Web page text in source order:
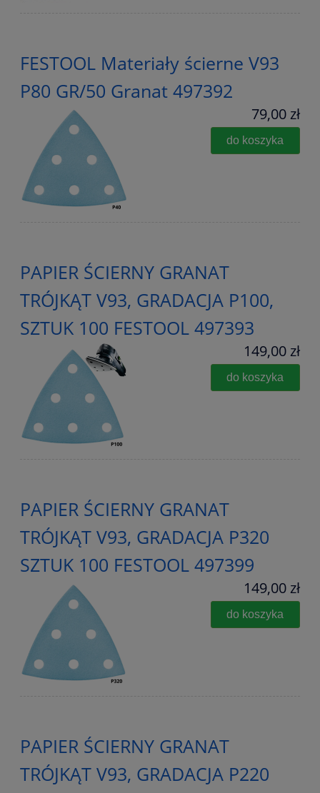
FESTOOL Materiały ścierne V93
P80 GR/50 Granat 497392
79,00 zł
do koszyka
PAPIER ŚCIERNY GRANAT
TRÓJKĄT V93, GRADACJA P100,
SZTUK 100 FESTOOL 497393
149,00 zł
do koszyka
PAPIER ŚCIERNY GRANAT
TRÓJKĄT V93, GRADACJA P320
SZTUK 100 FESTOOL 497399
149,00 zł
do koszyka
PAPIER ŚCIERNY GRANAT
TRÓJKĄT V93, GRADACJA P220